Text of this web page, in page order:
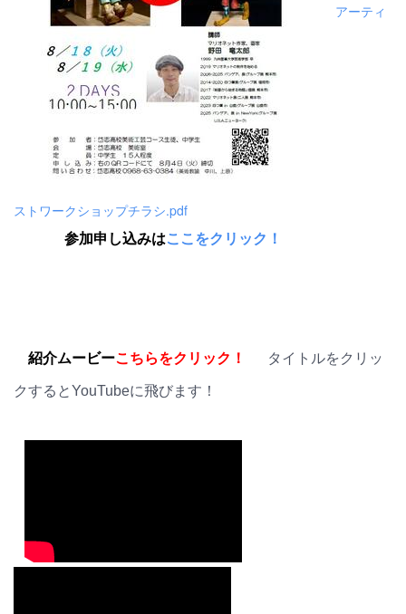
アーティ
ストワークショップチラシ.pdf
参加申し込みはここをクリック！
紹介ムービーこちらをクリック！ タイトルをクリッ
クするとYouTubeに飛びます！